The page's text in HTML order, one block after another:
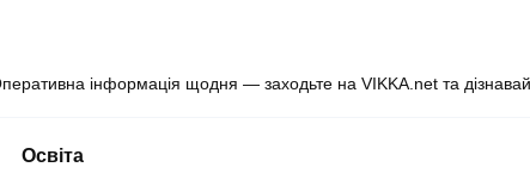
Оперативна інформація щодня — заходьте на VIKKA.net та
Освіта